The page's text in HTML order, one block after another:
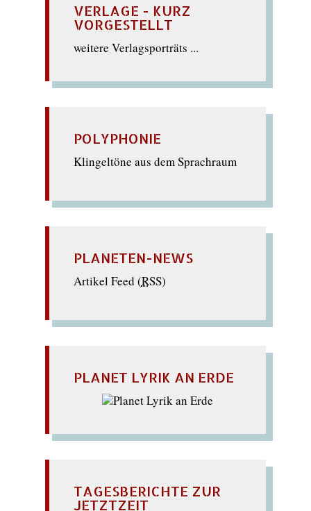
VERLAGE - KURZ
VORGESTELLT
weitere Verlagsporträts ...
POLYPHONIE
Klingeltöne aus dem Sprachraum
PLANETEN-NEWS
Artikel Feed (RSS)
PLANET LYRIK AN ERDE
TAGESBERICHTE ZUR
JETZTZEIT